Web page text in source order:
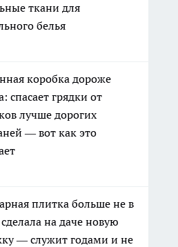
ткани для
белья
коробка дороже
спасает грядки от
лучше дорогих
— вот как это
плитка больше не в
на даче новую
— служит годами и не